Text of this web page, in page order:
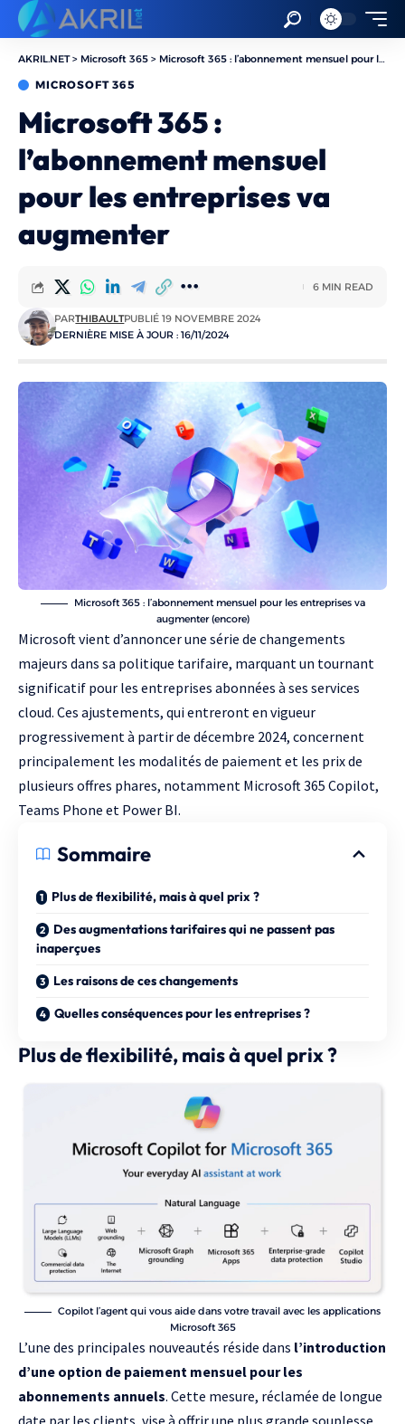
AKRIL.NET> Microsoft 365 > Microsoft 365 : l’abonnement mensuel pour les entreprises va augmenter
MICROSOFT 365
Microsoft 365 :
l’abonnement mensuel
pour les entreprises va
augmenter
DERNIÈRE MISE À JOUR : 16/11/2024
PARTHIBAULTPUBLIÉ 19 NOVEMBRE 2024
6 MIN READ
Microsoft 365 : l’abonnement mensuel pour les entreprises va
augmenter (encore)
Microsoft vient d’annoncer une série de changements
majeurs dans sa politique tarifaire, marquant un tournant
significatif pour les entreprises abonnées à ses services
cloud. Ces ajustements, qui entreront en vigueur
progressivement à partir de décembre 2024, concernent
principalement les modalités de paiement et les prix de
plusieurs offres phares, notamment Microsoft 365 Copilot,
Teams Phone et Power BI.
Sommaire
Plus de flexibilité, mais à quel prix ?
Des augmentations tarifaires qui ne passent pas
inaperçues
Les raisons de ces changements
Quelles conséquences pour les entreprises ?
Plus de flexibilité, mais à quel prix ?
Copilot l’agent qui vous aide dans votre travail avec les applications
Microsoft 365
L’une des principales nouveautés réside dans l’introduction
d’une option de paiement mensuel pour les
abonnements annuels. Cette mesure, réclamée de longue